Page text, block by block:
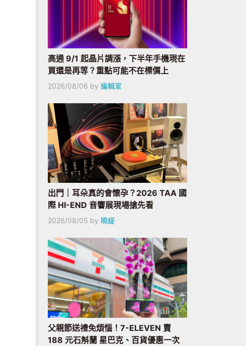
高通 9/1 起晶片調漲，下半年手機現在
買還是再等？重點可能不在標價上
2026/08/06 by 編輯室
出門｜耳朵真的會懷孕？2026 TAA 國
際 HI-END 音響展現場搶先看
2026/08/05 by 曉緹
父親節送禮免煩惱！7-ELEVEN 賣
188 元石斛蘭 星巴克、百貨優惠一次